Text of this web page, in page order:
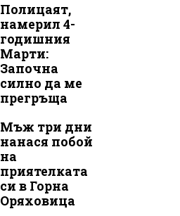
Полицаят,
намерил 4-
годишния
Марти:
Започна
силно да ме
прегръща
Мъж три дни
нанася побой
на
приятелката
си в Горна
Оряховица